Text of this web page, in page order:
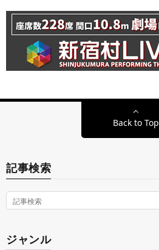
Back to Top
記事検索
ジャンル